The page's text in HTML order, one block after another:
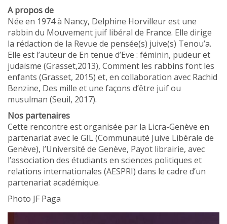
A propos de
Née en 1974 à Nancy, Delphine Horvilleur est une
rabbin du Mouvement juif libéral de France. Elle dirige
la rédaction de la Revue de pensée(s) juive(s) Tenou’a.
Elle est l’auteur de En tenue d’Eve : féminin, pudeur et
judaïsme (Grasset,2013), Comment les rabbins font les
enfants (Grasset, 2015) et, en collaboration avec Rachid
Benzine, Des mille et une façons d’être juif ou
musulman (Seuil, 2017).
Nos partenaires
Cette rencontre est organisée par la Licra-Genève en
partenariat avec le GIL (Communauté Juive Libérale de
Genève), l’Université de Genève, Payot librairie, avec
l’association des étudiants en sciences politiques et
relations internationales (AESPRI) dans le cadre d’un
partenariat académique.
Photo JF Paga